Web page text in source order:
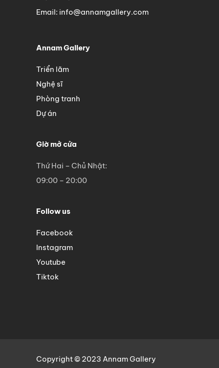
Email: info@annamgallery.com
Annam Gallery
Triển lãm
Nghệ sĩ
Phòng tranh
Dự án
Giờ mở cửa
Thứ Hai – Chủ Nhật:
09:00 – 20:00
Follow us
Facebook
Instagram
Youtube
Tiktok
Copyright © 2023 Annam Gallery